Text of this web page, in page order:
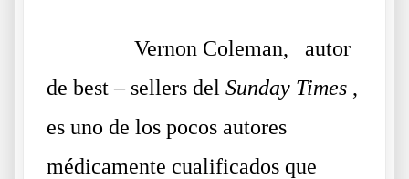
Vernon Coleman, autor
de best–sellers del Sunday Times ,
es uno de los pocos autores
médicamente cualificados que